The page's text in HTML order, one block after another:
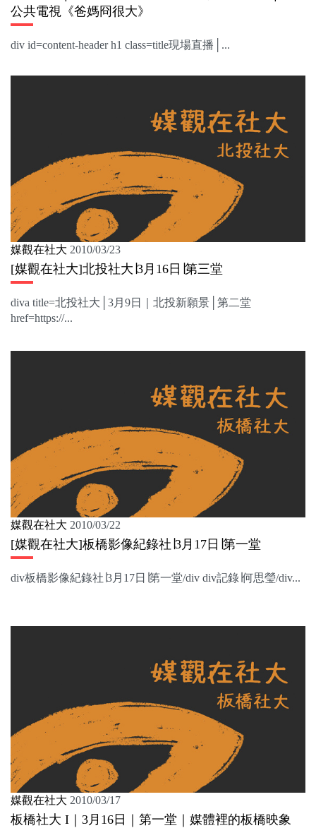
公共電視《爸媽冏很大》
div id=content-header h1 class=title現場直播│...
媒觀在社大 2010/03/23
[媒觀在社大]北投社大∣3月16日∣第三堂
diva title=北投社大│3月9日｜北投新願景│第二堂
href=https://...
媒觀在社大 2010/03/22
[媒觀在社大]板橋影像紀錄社∣3月17日∣第一堂
div板橋影像紀錄社∣3月17日∣第一堂/div div記錄∣何思瑩/div...
媒觀在社大 2010/03/17
板橋社大 I｜3月16日｜第一堂｜媒體裡的板橋映象